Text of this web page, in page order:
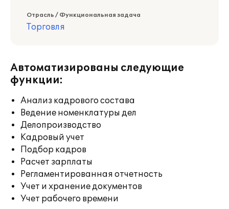
Отрасль / Функциональная задача
Торговля
Автоматизированы следующие
функции:
Анализ кадрового состава
Ведение номенклатуры дел
Делопроизводство
Кадровый учет
Подбор кадров
Расчет зарплаты
Регламентированная отчетность
Учет и хранение документов
Учет рабочего времени